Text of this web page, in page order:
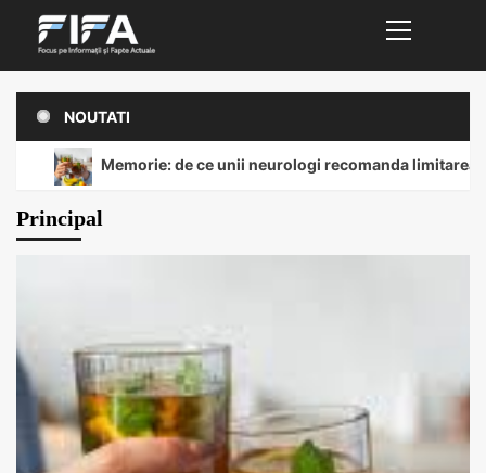
Menu
NOUTATI
Memorie: de ce unii neurologi recomanda
Principal